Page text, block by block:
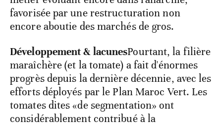
favorisée par une restructuration non
encore aboutie des marchés de gros.
Développement & lacunesPourtant, la filière
maraîchère (et la tomate) a fait d'énormes
progrès depuis la dernière décennie, avec les
efforts déployés par le Plan Maroc Vert. Les
tomates dites «de segmentation» ont
considérablement contribué à la